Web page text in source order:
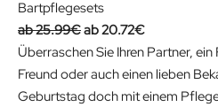
Bartpflegesets
25.99€O
r
i
g
20.72€C
u
r
r
Überraschen Sie Ihren Partner,
Freund oder auch einen lieben
Geburtstag doch mit einem